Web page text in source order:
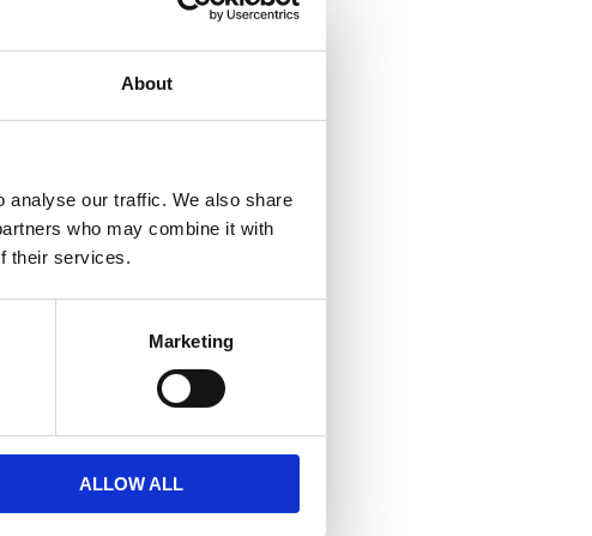
About
analyse our traffic. We also share
who may combine it with
their services.
Marketing
ALLOW ALL
från